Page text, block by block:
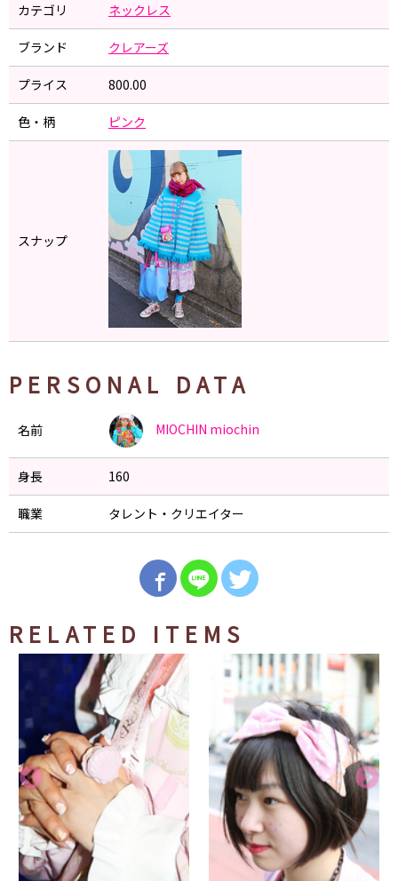
カテゴリ ネックレス
ブランド クレアーズ
プライス 800.00
色・柄 ピンク
スナップ
PERSONAL DATA
名前 MIOCHIN miochin
身長 160
職業 タレント・クリエイター
RELATED ITEMS